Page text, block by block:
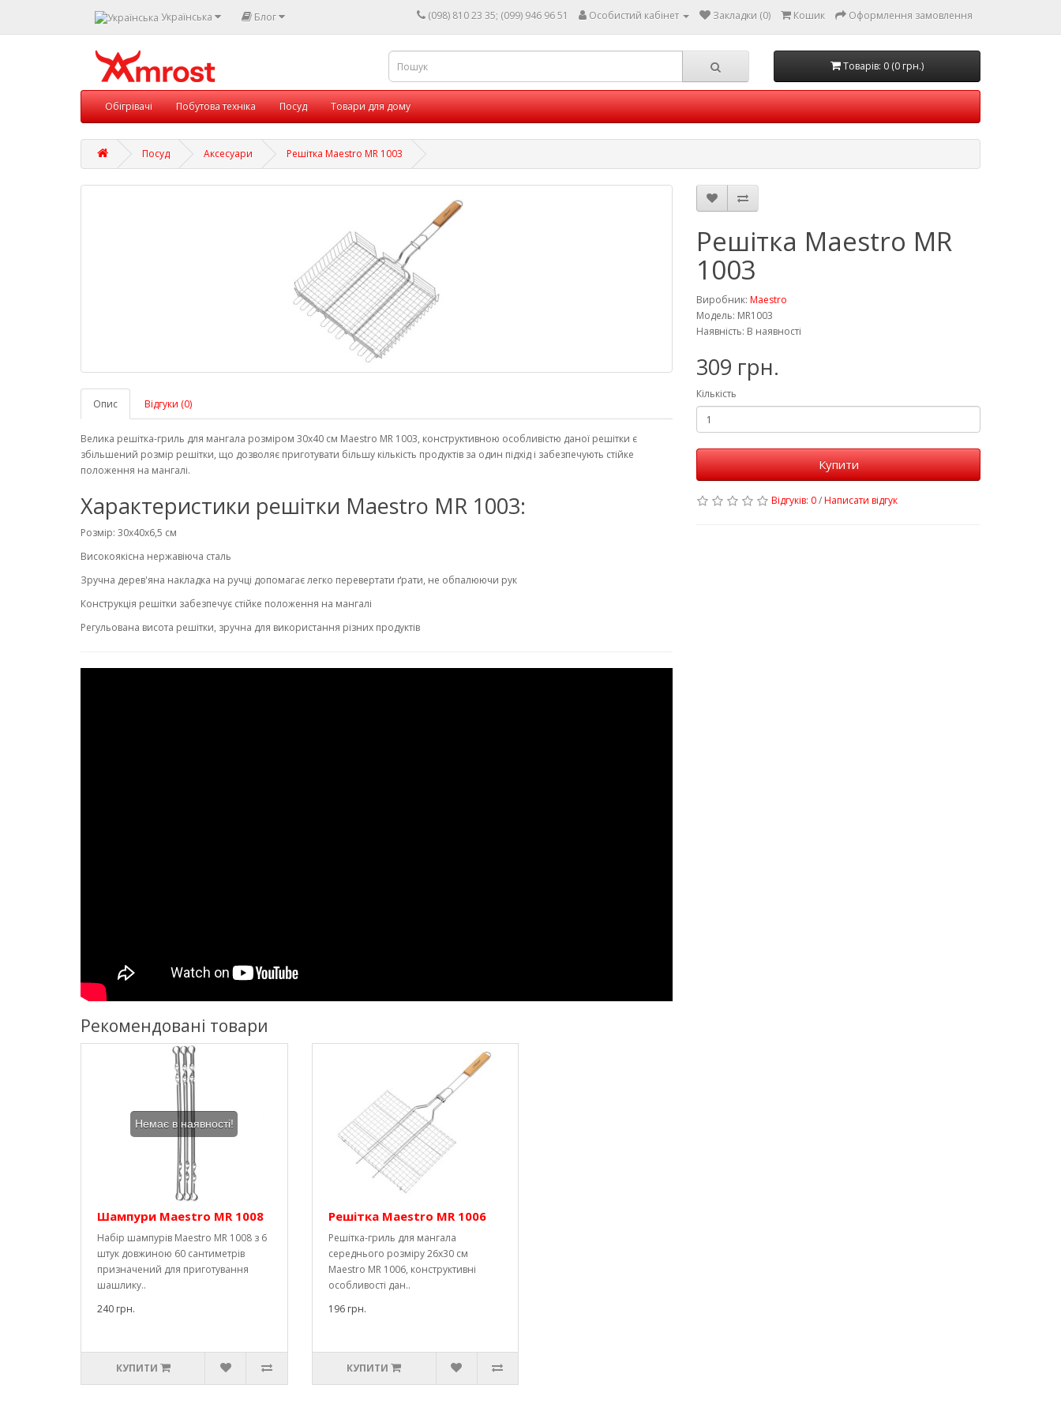
Українська Блог (098) 810 23 35; (099) 946 96 51 Особистий кабінет Закладки (0) Кошик Оформлення замовлення
Товарів: 0 (0 грн.)
Обігрівачі Побутова техніка Посуд Товари для дому
Посуд Аксесуари Решітка Maestro MR 1003
Опис Відгуки (0)
Велика решітка-гриль для мангала розміром 30х40 см Maestro MR 1003, конструктивною особливістю даної решітки є
збільшений розмір решітки, що дозволяє приготувати більшу кількість продуктів за один підхід і забезпечують стійке
положення на мангалі.
Характеристики решітки Maestro MR 1003:
Розмір: 30х40х6,5 см
Високоякісна нержавіюча сталь
Зручна дерев'яна накладка на ручці допомагає легко перевертати ґрати, не обпалюючи рук
Конструкція решітки забезпечує стійке положення на мангалі
Регульована висота решітки, зручна для використання різних продуктів
Решітка Maestro MR
1003
Виробник: Maestro
Модель: MR1003
Наявність: В наявності
309 грн.
Кількість
Купити
Відгуків: 0/Написати відгук
Рекомендовані товари
Немає в наявності!
Шампури Maestro MR 1008
Набір шампурів Maestro MR 1008 з 6
штук довжиною 60 сантиметрів
призначений для приготування
шашлику..
240 грн.
КУПИТИ
Решітка Maestro MR 1006
Решітка-гриль для мангала
середнього розміру 26х30 см
Maestro MR 1006, конструктивні
особливості дан..
196 грн.
КУПИТИ